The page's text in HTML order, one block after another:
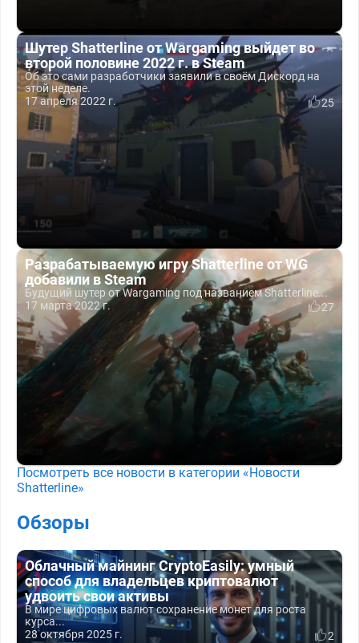
Шутер Shatterline от Wargaming выйдет во
второй половине 2022 г. в Steam
Об это сами разработчики заявили в своём Дискорд на
этой неделе.
17 апреля 2022 г.
25
Разрабатываемую игру Shatterline от WG
добавили в Steam
Будущий шутер от Wargaming под названием Shatterline...
17 марта 2022 г.
27
Посмотреть все новости в категории «Новости
Shatterline»
Обзоры
Облачный майнинг CryptoEasily: умный
способ для владельцев криптовалют
удвоить свои активы
В мире цифровых валют сохранение монет для роста
курса...
28 октября 2025 г.
2